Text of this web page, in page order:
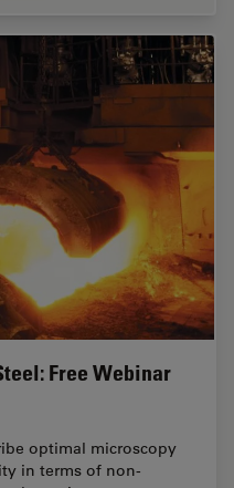
Free Webinar
optimal microscopy
in terms of non-